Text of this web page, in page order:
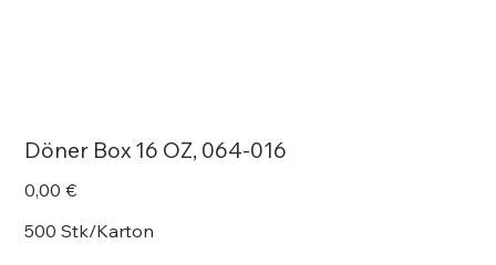
Döner Box 16 OZ, 064-016
Price
0,00 €
500 Stk/Karton